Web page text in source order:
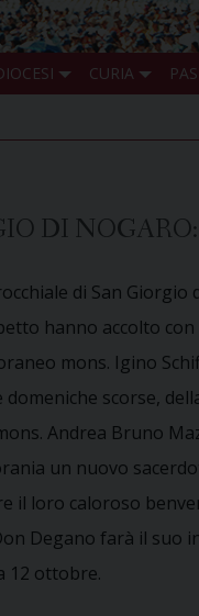
CURIA
DI
di San
hanno accolto con
mons. Igino
scorse,
Andrea Bruno
un nuovo
il loro caloroso
Degano farà il suo
12 ottobre.